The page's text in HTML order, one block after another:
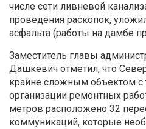
числе сети ливневой
проведения раскопок,
асфальта (работы на дамбе
Заместитель главы
Дашкевич отметил, что
крайне сложным объектом с
организации ремонтных
метров расположено 32
коммуникаций, которые